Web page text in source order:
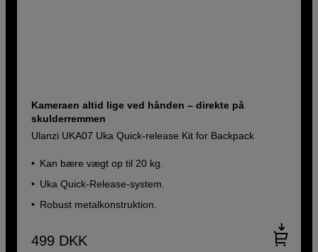
Kameraen altid lige ved hånden – direkte på
skulderremmen
Ulanzi UKA07 Uka Quick-release Kit for Backpack
Kan bære vægt op til 20 kg.
Uka Quick-Release-system.
Robust metalkonstruktion.
499 DKK